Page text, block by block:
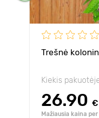
Trešnė
Kiekis
26.90 €
Mažiausia kaina